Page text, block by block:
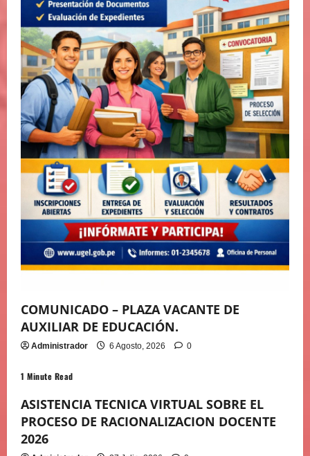
COMUNICADO – PLAZA VACANTE DE
AUXILIAR DE EDUCACIÓN.
Administrador 6 Agosto, 2026 0
1 Minute Read
ASISTENCIA TECNICA VIRTUAL SOBRE EL
PROCESO DE RACIONALIZACION DOCENTE
2026